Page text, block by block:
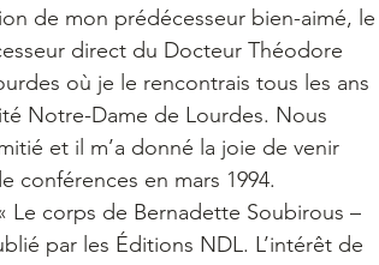
de mon prédécesseur bien-aimé, le
direct du Docteur Théodore
où je le rencontrais tous les ans
Notre-Dame de Lourdes. Nous
et il m’a donné la joie de venir
conférences en mars 1994.
Le corps de Bernadette Soubirous –
par les Éditions NDL. L’intérêt de